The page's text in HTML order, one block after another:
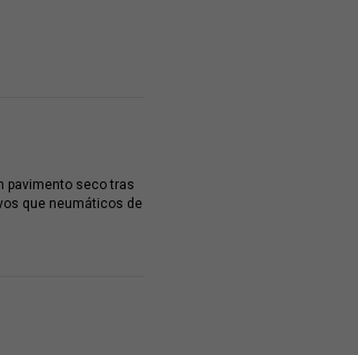
pavimento seco tras
que neumáticos de